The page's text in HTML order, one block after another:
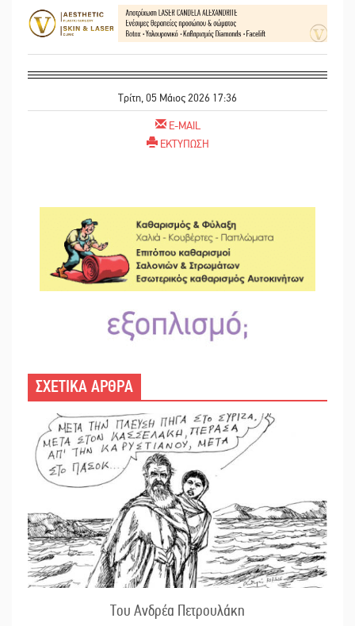
Τρίτη, 05 Μάιος 2026 17:36
E-MAIL
ΕΚΤΥΠΩΣΗ
ΣΧΕΤΙΚΑ ΑΡΘΡΑ
Του Ανδρέα Πετρουλάκη